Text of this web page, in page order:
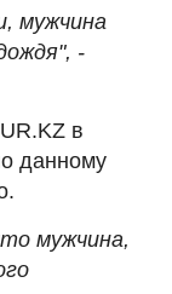
мужчина
-
в
данному
мужчина,